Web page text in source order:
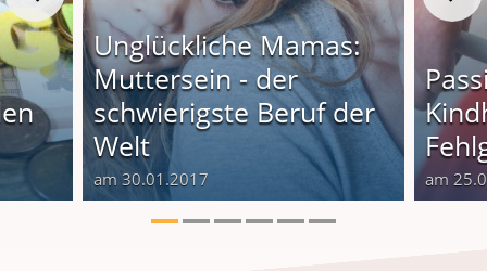
Unglückliche Mamas:
Muttersein - der
schwierigste Beruf der
Welt
am 30.01.2017 am